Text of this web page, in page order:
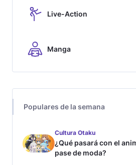
Live-Action
Manga
Populares de la semana
Cultura Otaku
¿Qué pasará con el
pase de moda?